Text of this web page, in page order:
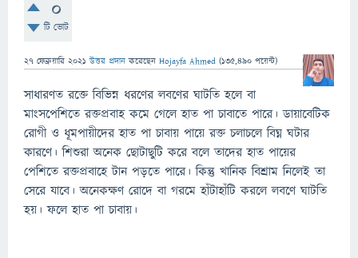
0
টি ভোট
27 ফেব্রুয়ারি 2021 উত্তর প্রদান করেছেন Hojayfa Ahmed (135,490 পয়েন্ট)
সাধারণত রক্তে বিভিন্ন ধরণের লবণের ঘাটতি হলে বা
মাংসপেশিতে রক্তপ্রবাহ কমে গেলে হাত পা চাবাতে পারে। ডায়াবেটিক
রোগী ও ধূমপায়ীদের হাত পা চাবায় পায়ে রক্ত চলাচলে বিঘ্ন ঘটার
কারণে। শিশুরা অনেক ছোটাছুটি করে বলে তাদের হাত পায়ের
পেশিতে রক্তপ্রবাহে টান পড়তে পারে। কিন্তু খানিক বিশ্রাম নিলেই তা
সেরে যাবে। অনেকক্ষণ রোদে বা গরমে হাঁটাহাঁটি করলে লবণে ঘাটতি
হয়। ফলে হাত পা চাবায়।